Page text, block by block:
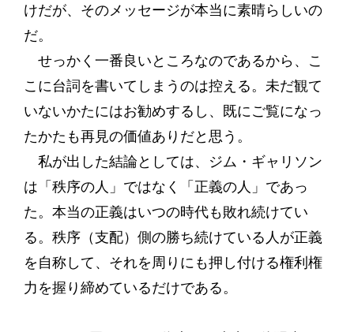
けだが、そのメッセージが本当に素晴らしいの
だ。
せっかく一番良いところなのであるから、こ
こに台詞を書いてしまうのは控える。未だ観て
いないかたにはお勧めするし、既にご覧になっ
たかたも再見の価値ありだと思う。
私が出した結論としては、ジム・ギャリソン
は「秩序の人」ではなく「正義の人」であっ
た。本当の正義はいつの時代も敗れ続けてい
る。秩序（支配）側の勝ち続けている人が正義
を自称して、それを周りにも押し付ける権利権
力を握り締めているだけである。